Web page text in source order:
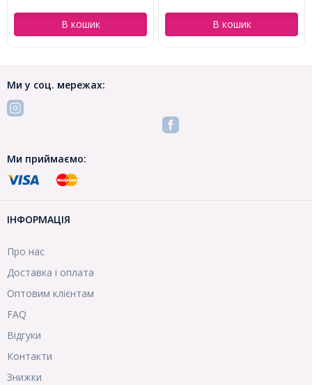
В кошик В кошик
Ми у соц. мережах:
Ми приймаємо:
ІНФОРМАЦІЯ
Про нас
Доставка і оплата
Оптовим клієнтам
FAQ
Відгуки
Контакти
Знижки